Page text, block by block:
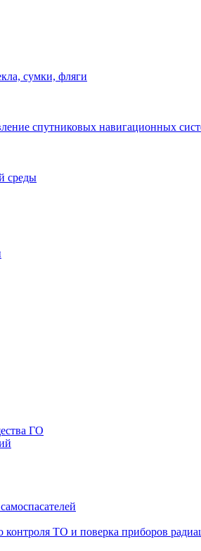
сумки, фляги
спутниковых навигационных
среды
ГО
ТО и поверка приборов